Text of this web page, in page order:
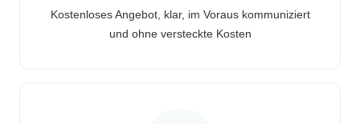
Kostenloses Angebot, klar, im Voraus kommuniziert
und ohne versteckte Kosten